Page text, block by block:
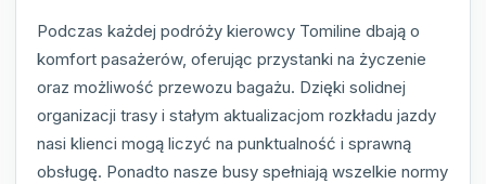
Podczas każdej podróży kierowcy Tomiline dbają o
komfort pasażerów, oferując przystanki na życzenie
oraz możliwość przewozu bagażu. Dzięki solidnej
organizacji trasy i stałym aktualizacjom rozkładu jazdy
nasi klienci mogą liczyć na punktualność i sprawną
obsługę. Ponadto nasze busy spełniają wszelkie normy